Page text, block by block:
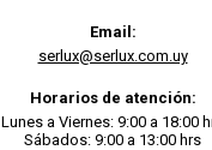
Email:
serlux@serlux.com.uy
Horarios de atención:
Lunes a Viernes: 9:00 a 18:00
Sábados: 9:00 a 13:00 hrs